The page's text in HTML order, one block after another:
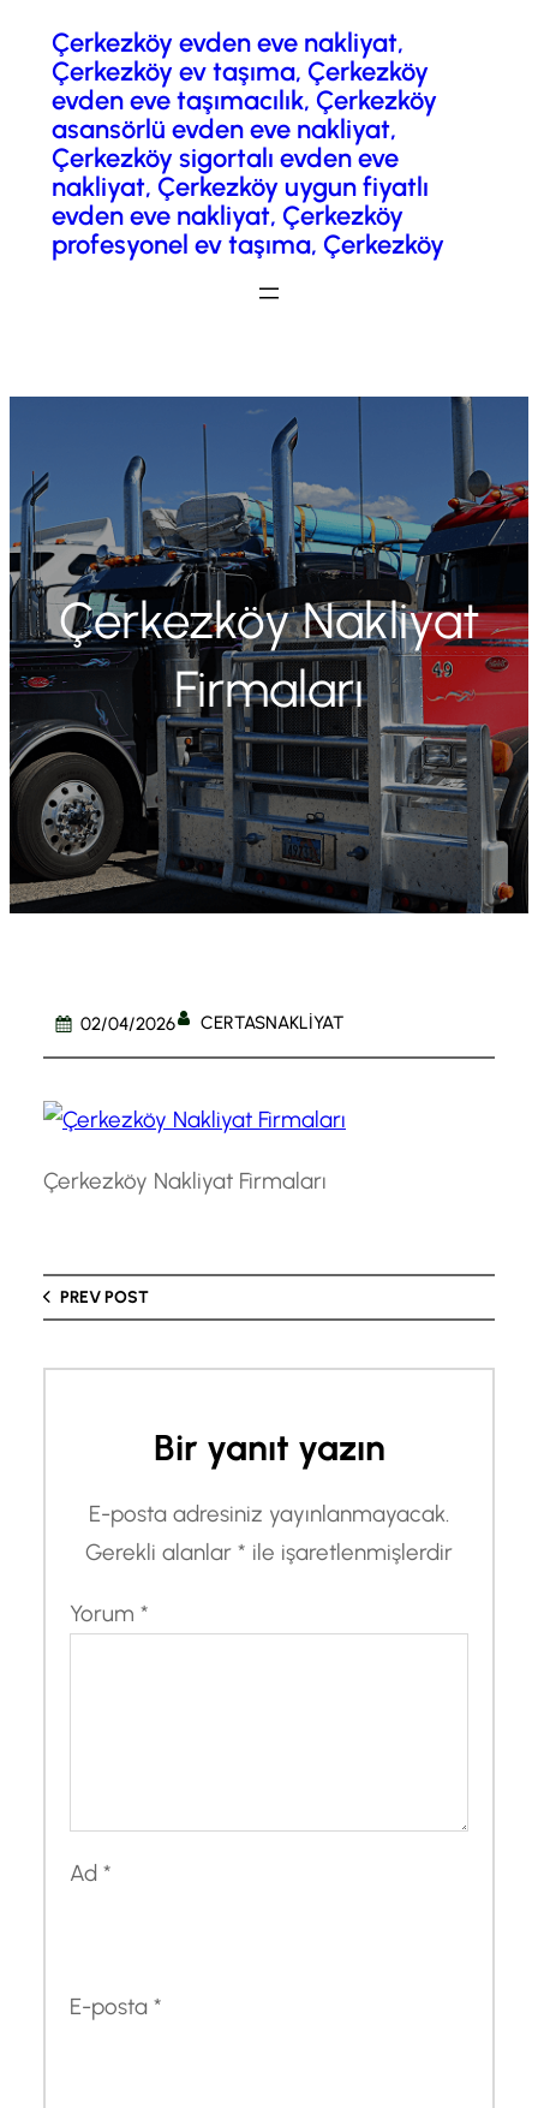
İçeriğeÇerkezköy evden eve nakliyat,
Çerkezköy ev taşıma, Çerkezköy
evden eve taşımacılık, Çerkezköy
asansörlü evden eve nakliyat,
Çerkezköy sigortalı evden eve
nakliyat, Çerkezköy uygun fiyatlı
evden eve nakliyat, Çerkezköy
profesyonel ev taşıma, Çerkezköy
Çerkezköy Nakliyat
Firmaları
02/04/2026 CERTASNAKLIYAT
Çerkezköy Nakliyat Firmaları
PREV POST
Bir yanıt yazın
E-posta adresiniz yayınlanmayacak.
Gerekli alanlar * ile işaretlenmişlerdir
Yorum *
Ad *
E-posta *